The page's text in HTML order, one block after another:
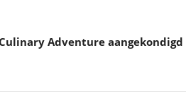
Adventure